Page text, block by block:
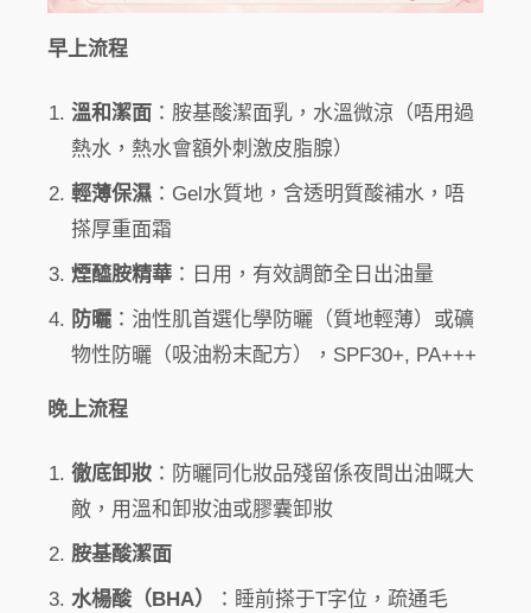
早上流程
溫和潔面 ：胺基酸潔面乳，水溫微涼（唔用過
熱水，熱水會額外刺激皮脂腺）
輕薄保濕 ：Gel水質地，含透明質酸補水，唔
搽厚重面霜
煙醯胺精華 ：日用，有效調節全日出油量
防曬 ：油性肌首選化學防曬（質地輕薄）或礦
物性防曬（吸油粉末配方），SPF30+, PA+++
晚上流程
徹底卸妝 ：防曬同化妝品殘留係夜間出油嘅大
敵，用溫和卸妝油或膠囊卸妝
胺基酸潔面
水楊酸（BHA）
：睡前搽于T字位，疏通毛